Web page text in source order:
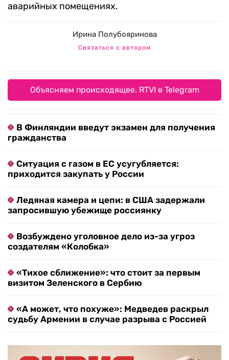
аварийных помещениях.
Ирина Полубояринова
Связаться с автором
Объясняем происходящее. RTVI в Telegram
В Финляндии введут экзамен для получения
гражданства
Ситуация с газом в ЕС усугубляется:
приходится закупать у России
Ледяная камера и цепи: в США задержали
запросившую убежище россиянку
Возбуждено уголовное дело из-за угроз
создателям «Колобка»
«Тихое сближение»: что стоит за первым
визитом Зеленского в Сербию
«А может, что похуже»: Медведев раскрыл
судьбу Армении в случае разрыва с Россией